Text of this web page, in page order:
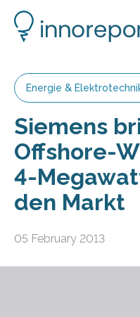
Energie &
Siemens
Offshore-
4-
den Markt
05 February 2013